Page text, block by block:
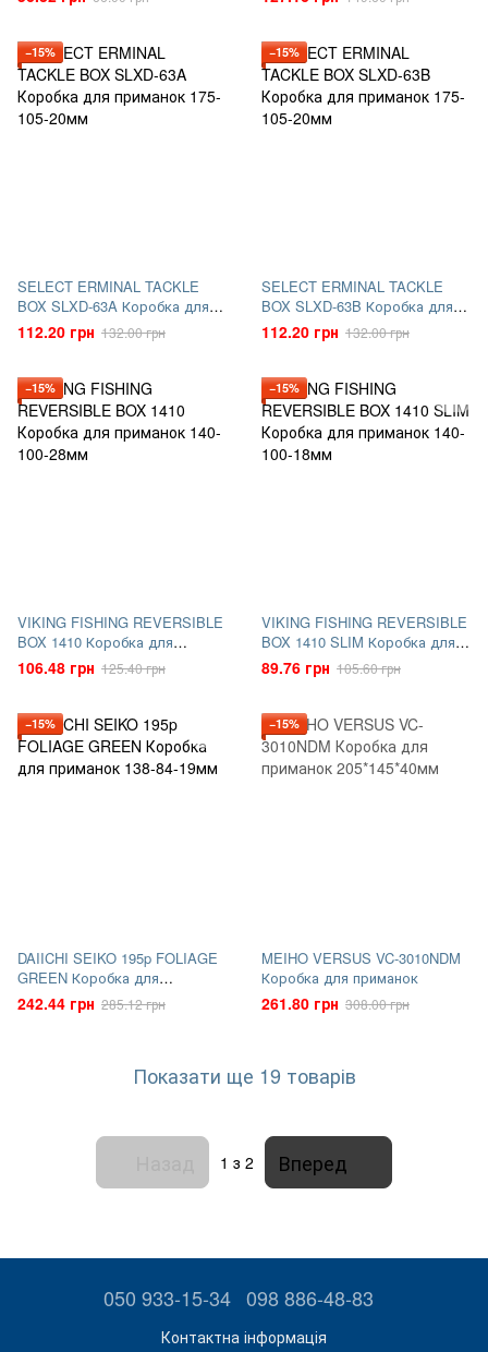
−15%
SELECT ERMINAL TACKLE
BOX SLXD-63A Коробка для
приманок
112.20 грн 132.00 грн
−15%
SELECT ERMINAL TACKLE
BOX SLXD-63B Коробка для
приманок
112.20 грн 132.00 грн
−15%
VIKING FISHING REVERSIBLE
BOX 1410 Коробка для
приманок
106.48 грн 125.40 грн
−15%
VIKING FISHING REVERSIBLE
BOX 1410 SLIM Коробка для
приманок
89.76 грн 105.60 грн
−15%
DAIICHI SEIKO 195p FOLIAGE
GREEN Коробка для
приманок
242.44 грн 285.12 грн
−15%
MEIHO VERSUS VC-3010NDM
Коробка для приманок
261.80 грн 308.00 грн
Показати ще 19 товарів
1 з 2 Вперед
050 933-15-34 098 886-48-83
Контактна інформація